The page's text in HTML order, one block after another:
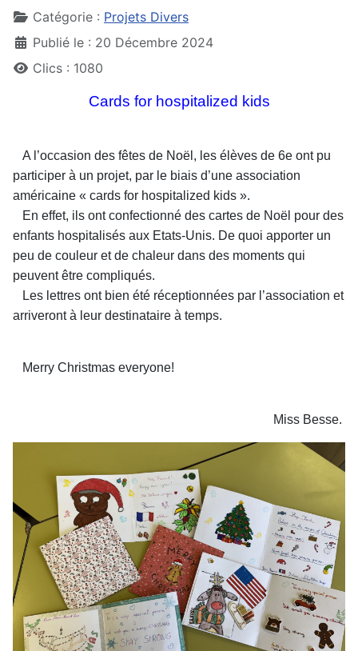
Catégorie : Projets Divers
Publié le : 20 Décembre 2024
Clics : 1080
Cards for hospitalized kids
A l’occasion des fêtes de Noël, les élèves de 6e ont pu
participer à un projet, par le biais d’une association
américaine « cards for hospitalized kids ».
En effet, ils ont confectionné des cartes de Noël pour des
enfants hospitalisés aux Etats-Unis. De quoi apporter un
peu de couleur et de chaleur dans des moments qui
peuvent être compliqués.
Les lettres ont bien été réceptionnées par l’association et
arriveront à leur destinataire à temps.
Merry Christmas everyone!
Miss Besse.